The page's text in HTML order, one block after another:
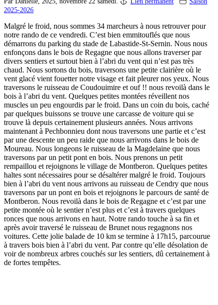
2025-2026
Malgré le froid, nous sommes 34 marcheurs à nous retrouver pour
notre rando de ce vendredi. C’est bien emmitouflés que nous
démarrons du parking du stade de Labastide-St-Sernin. Nous nous
enfonçons dans le bois de Regagne que nous allons traverser par
divers sentiers et surtout bien à l’abri du vent qui n’est pas très
chaud. Nous sortons du bois, traversons une petite clairière où le
vent glacé vient fouetter notre visage et fait pleurer nos yeux. Nous
traversons le ruisseau de Coudouimire et ouf !! nous revoilà dans le
bois à l’abri du vent. Quelques petites montées réveillent nos
muscles un peu engourdis par le froid. Dans un coin du bois, caché
par quelques buissons se trouve une carcasse de voiture qui se
trouve là depuis certainement plusieurs années. Nous arrivons
maintenant à Pechbonnieu dont nous traversons une partie et c’est
par une descente un peu raide que nous arrivons dans le bois de
Moureau. Nous longeons le ruisseau de la Magdelaine que nous
traversons par un petit pont en bois. Nous prenons un petit
rempaillou et rejoignons le village de Montberon. Quelques petites
haltes sont nécessaires pour se désaltérer malgré le froid. Toujours
bien à l’abri du vent nous arrivons au ruisseau de Cendry que nous
traversons par un pont en bois et rejoignons le parcours de santé de
Montberon. Nous revoilà dans le bois de Regagne et c’est par une
petite montée où le sentier n’est plus et c’est à travers quelques
ronces que nous arrivons en haut. Notre rando touche à sa fin et
après avoir traversé le ruisseau de Brunet nous regagnons nos
voitures. Cette jolie balade de 10 km se termine à 17h15, parcourue
à travers bois bien à l’abri du vent. Par contre qu’elle désolation de
voir de nombreux arbres couchés sur les sentiers, dû certainement à
de fortes tempêtes.